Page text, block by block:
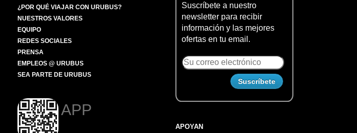
¿POR QUÉ VIAJAR CON URUBUS?
NUESTROS VALORES
EQUIPO
REDES SOCIALES
PRENSA
EMPLEOS @ URUBUS
SEA PARTE DE URUBUS
APP
Suscríbete a nuestro
newsletter para recibir
información y las mejores
ofertas en tu email.
APOYAN